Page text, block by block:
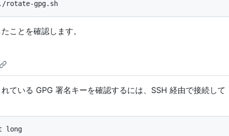
ことを確認します。
ている GPG 署名キーを確認するには、SSH 経由で接続して